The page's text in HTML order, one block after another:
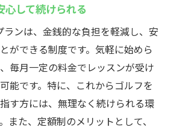
心して続けられる
ランは、金銭的な負担を軽減し、安
ができる制度です。気軽に始めら
毎月一定の料金でレッスンが受け
能です。特に、これからゴルフを
す方には、無理なく続けられる環
また、定額制のメリットとして、